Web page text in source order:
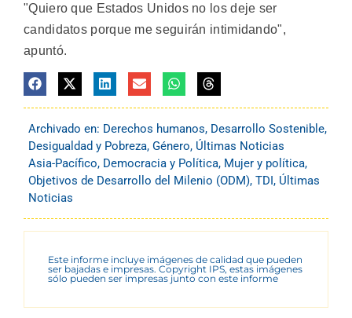
"Quiero que Estados Unidos no los deje ser
candidatos porque me seguirán intimidando",
apuntó.
Archivado en: Derechos humanos, Desarrollo Sostenible,
Desigualdad y Pobreza, Género, Últimas Noticias
Asia-Pacífico, Democracia y Política, Mujer y política,
Objetivos de Desarrollo del Milenio (ODM), TDI, Últimas
Noticias
Este informe incluye imágenes de calidad que pueden
ser bajadas e impresas. Copyright IPS, estas imágenes
sólo pueden ser impresas junto con este informe